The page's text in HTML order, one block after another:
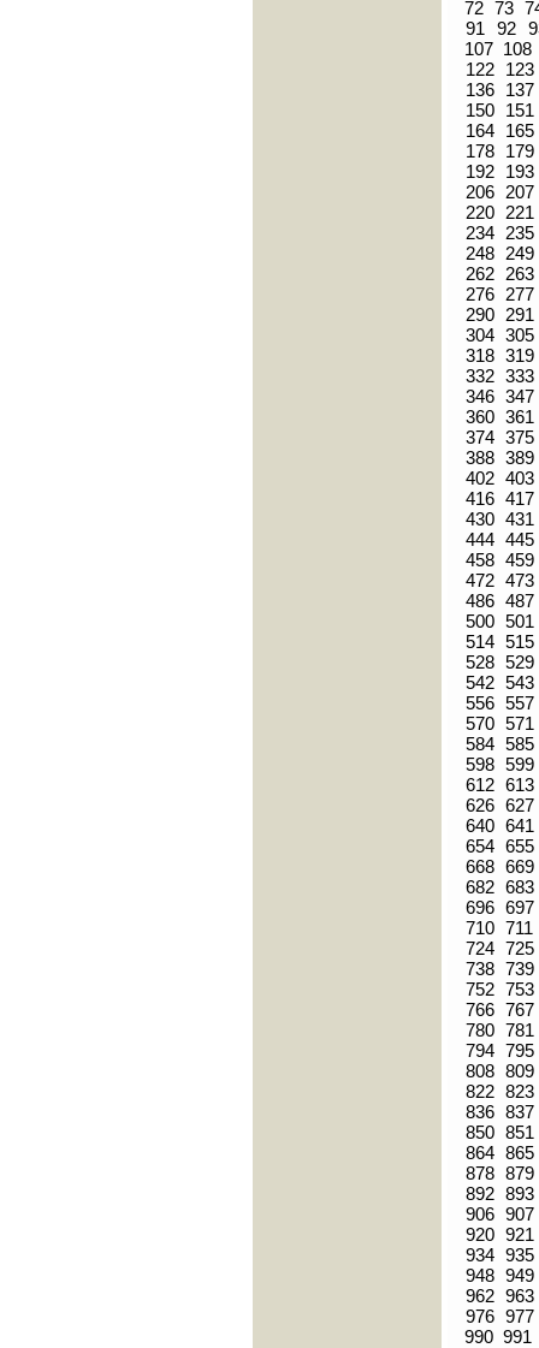
72 73
91
92
107 108
122
123
136
137
150
151
164
165
178
179
192
193
206 207
220
221
234
235
248
249
262
263
276
277
290
291
304 305
318 319
332 333
346 347
360 361
374 375
388 389
402 403
416 417
430 431
444 445
458 459
472 473
486 487
500 501
514 515
528 529
542 543
556 557
570 571
584 585
598 599
612 613
626 627
640 641
654 655
668 669
682 683
696 697
710 711
724 725
738 739
752 753
766 767
780 781
794 795
808 809
822 823
836 837
850 851
864 865
878 879
892 893
906 907
920 921
934 935
948 949
962 963
976 977
990 991